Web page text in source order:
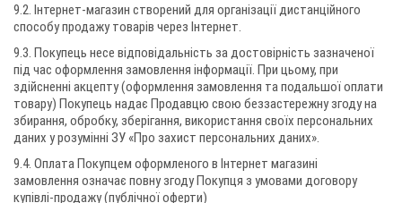
9.2. Інтернет-магазин створений для організації дистанційного
способу продажу товарів через Інтернет.
9.3. Покупець несе відповідальність за достовірність зазначеної
під час оформлення замовлення інформації. При цьому, при
здійсненні акцепту (оформлення замовлення та подальшої оплати
товару) Покупець надає Продавцю свою беззастережну згоду на
збирання, обробку, зберігання, використання своїх персональних
даних у розумінні ЗУ «Про захист персональних даних».
9.4. Оплата Покупцем оформленого в Інтернет магазині
замовлення означає повну згоду Покупця з умовами договору
купівлі-продажу (публічної оферти)